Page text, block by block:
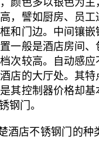
，譬如厨房、员
和门边。中间镶
一般是酒店房间
次较高。自动感
店的大厅处。其
其控制器价格却
钢门。
酒店不锈钢门的